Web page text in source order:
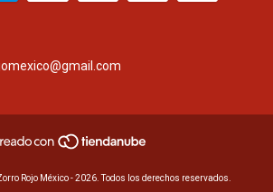
Rojo México - 2026. Todos los derechos reservados.